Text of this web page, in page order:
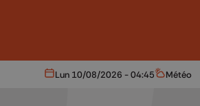
Aujourd'hui
Lun 10/08/2026 - 04:45 Météo
Météo